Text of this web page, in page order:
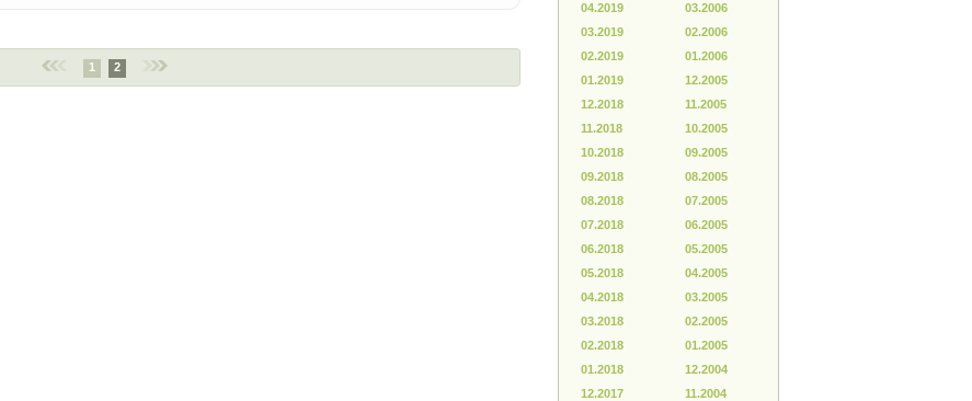
1 2
04.2019
03.2019
02.2019
01.2019
12.2018
11.2018
10.2018
09.2018
08.2018
07.2018
06.2018
05.2018
04.2018
03.2018
02.2018
01.2018
12.2017
03.2006
02.2006
01.2006
12.2005
11.2005
10.2005
09.2005
08.2005
07.2005
06.2005
05.2005
04.2005
03.2005
02.2005
01.2005
12.2004
11.2004